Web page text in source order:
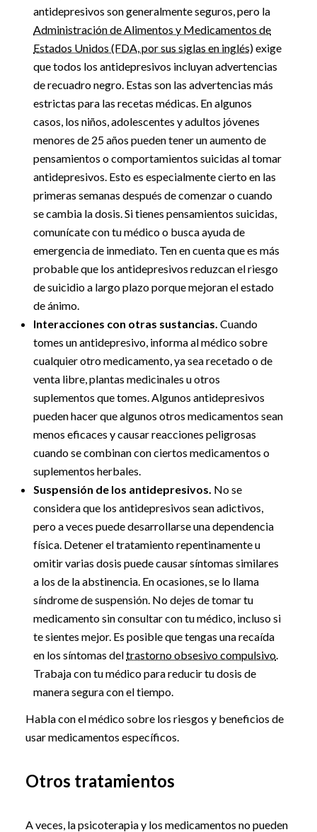
antidepresivos son generalmente seguros, pero la
Administración de Alimentos y Medicamentos de
Estados Unidos (FDA, por sus siglas en inglés)exige
que todos los antidepresivos incluyan advertencias
de recuadro negro. Estas son las advertencias más
estrictas para las recetas médicas. En algunos
casos, los niños, adolescentes y adultos jóvenes
menores de 25 años pueden tener un aumento de
pensamientos o comportamientos suicidas al tomar
antidepresivos. Esto es especialmente cierto en las
primeras semanas después de comenzar o cuando
se cambia la dosis. Si tienes pensamientos suicidas,
comunícate con tu médico o busca ayuda de
emergencia de inmediato. Ten en cuenta que es más
probable que los antidepresivos reduzcan el riesgo
de suicidio a largo plazo porque mejoran el estado
de ánimo.
Interacciones con otras sustancias. Cuando
tomes un antidepresivo, informa al médico sobre
cualquier otro medicamento, ya sea recetado o de
venta libre, plantas medicinales u otros
suplementos que tomes. Algunos antidepresivos
pueden hacer que algunos otros medicamentos sean
menos eficaces y causar reacciones peligrosas
cuando se combinan con ciertos medicamentos o
suplementos herbales.
Suspensión de los antidepresivos. No se
considera que los antidepresivos sean adictivos,
pero a veces puede desarrollarse una dependencia
física. Detener el tratamiento repentinamente u
omitir varias dosis puede causar síntomas similares
a los de la abstinencia. En ocasiones, se lo llama
síndrome de suspensión. No dejes de tomar tu
medicamento sin consultar con tu médico, incluso si
te sientes mejor. Es posible que tengas una recaída
en los síntomas deltrastorno obsesivo compulsivo.
Trabaja con tu médico para reducir tu dosis de
manera segura con el tiempo.
Habla con el médico sobre los riesgos y beneficios de
usar medicamentos específicos.
Otros tratamientos
A veces, la psicoterapia y los medicamentos no pueden